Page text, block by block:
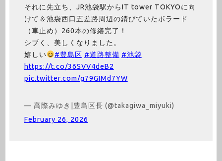
それに先立ち、JR池袋駅からIT tower TOKYOに向
けて＆池袋西口五差路周辺の錆びていたボラード
（車止め）260本の修繕完了！
シブく、美しくなりました。
嬉しい
#豊島区 #道路整備 #池袋
https://t.co/36SVV4deB2
pic.twitter.com/g79GIMd7YW
— 高際みゆき|豊島区長 (@takagiwa_miyuki)
February 26, 2026